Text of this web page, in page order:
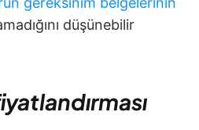
düşünebilir